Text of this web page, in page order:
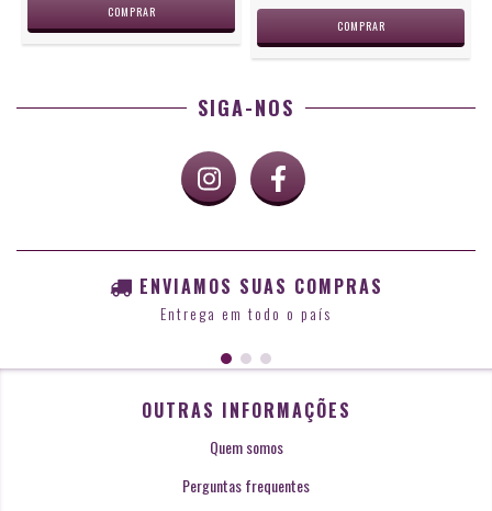
SIGA-NOS
ENVIAMOS SUAS COMPRAS
Entrega em todo o país
OUTRAS INFORMAÇÕES
Quem somos
Perguntas frequentes